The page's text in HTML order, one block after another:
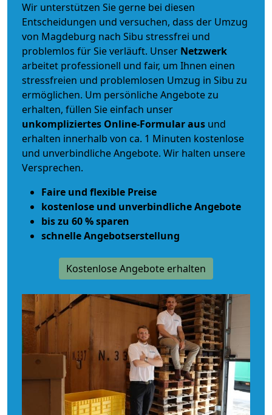
Wir unterstützen Sie gerne bei diesen
Entscheidungen und versuchen, dass der Umzug
von Magdeburg nach Sibu stressfrei und
problemlos für Sie verläuft. Unser Netzwerk
arbeitet professionell und fair, um Ihnen einen
stressfreien und problemlosen Umzug in Sibu zu
ermöglichen. Um persönliche Angebote zu
erhalten, füllen Sie einfach unser
unkompliziertes Online-Formular aus und
erhalten innerhalb von ca. 1 Minuten kostenlose
und unverbindliche Angebote. Wir halten unsere
Versprechen.
Faire und flexible Preise
kostenlose und unverbindliche Angebote
bis zu 60 % sparen
schnelle Angebotserstellung
Kostenlose Angebote erhalten